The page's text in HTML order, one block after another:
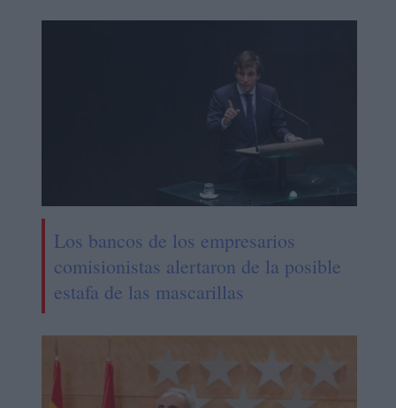
Los bancos de los empresarios
comisionistas alertaron de la posible
estafa de las mascarillas